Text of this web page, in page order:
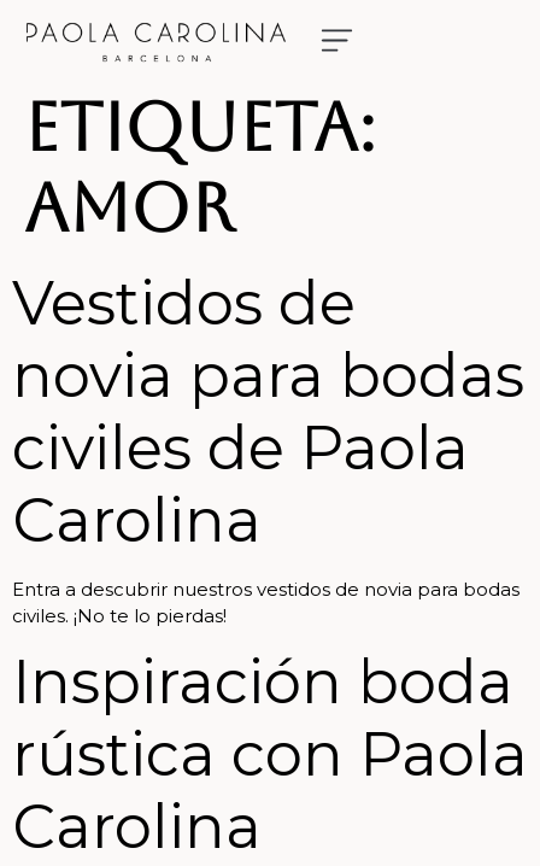
Etiqueta:
amor
Vestidos de
novia para bodas
civiles de Paola
Carolina
Entra a descubrir nuestros vestidos de novia para bodas
civiles. ¡No te lo pierdas!
Inspiración boda
rústica con Paola
Carolina